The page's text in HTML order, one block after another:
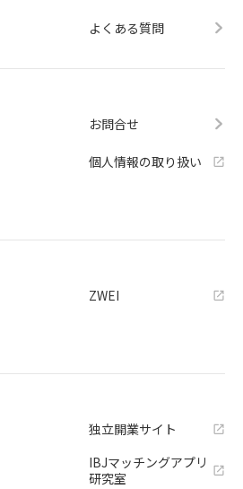
よくある質問
お問合せ
個人情報の取り扱い
ZWEI
独立開業サイト
IBJマッチングアプリ
研究室